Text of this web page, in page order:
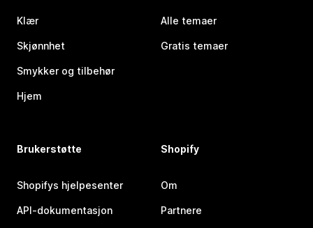
Klær
Skjønnhet
Smykker og tilbehør
Hjem
Alle temaer
Gratis temaer
Brukerstøtte
Shopifys hjelpesenter
API-dokumentasjon
Shopify
Om
Partnere